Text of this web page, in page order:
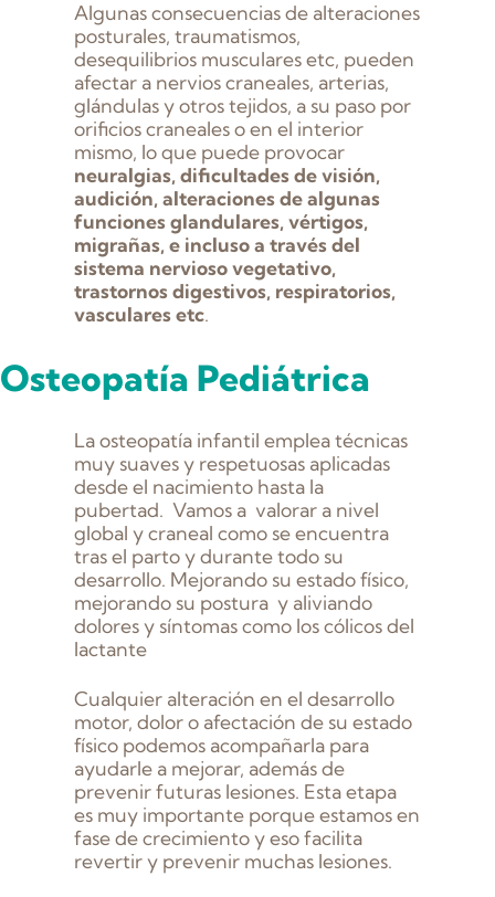
Algunas consecuencias de alteraciones
posturales, traumatismos,
desequilibrios musculares etc, pueden
afectar a nervios craneales, arterias,
glándulas y otros tejidos, a su paso por
orificios craneales o en el interior
mismo, lo que puede provocar
neuralgias, dificultades de visión,
audición, alteraciones de algunas
funciones glandulares, vértigos,
migrañas, e incluso a través del
sistema nervioso vegetativo,
trastornos digestivos, respiratorios,
vasculares etc.
Osteopatía Pediátrica
La osteopatía infantil emplea técnicas
muy suaves y respetuosas aplicadas
desde el nacimiento hasta la
pubertad. Vamos a valorar a nivel
global y craneal como se encuentra
tras el parto y durante todo su
desarrollo. Mejorando su estado físico,
mejorando su postura y aliviando
dolores y síntomas como los cólicos del
lactante
Cualquier alteración en el desarrollo
motor, dolor o afectación de su estado
físico podemos acompañarla para
ayudarle a mejorar, además de
prevenir futuras lesiones. Esta etapa
es muy importante porque estamos en
fase de crecimiento y eso facilita
revertir y prevenir muchas lesiones.